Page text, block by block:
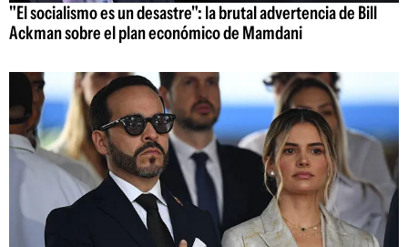
"El socialismo es un desastre": la brutal advertencia de Bill
Ackman sobre el plan económico de Mamdani